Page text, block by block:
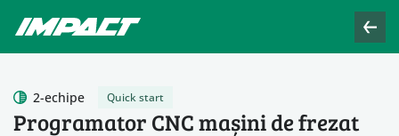
Programator CNC mașini de frezat
2-echipe Quick start